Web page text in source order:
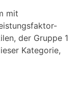
mit
der Gruppe 1
Kategorie,